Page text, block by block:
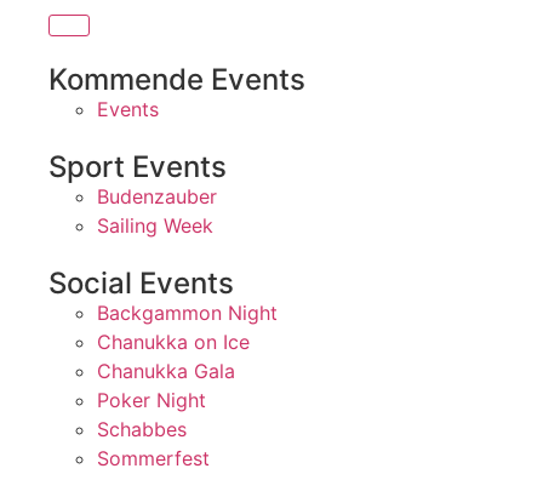
Kommende Events
Events
Sport Events
Budenzauber
Sailing Week
Social Events
Backgammon Night
Chanukka on Ice
Chanukka Gala
Poker Night
Schabbes
Sommerfest